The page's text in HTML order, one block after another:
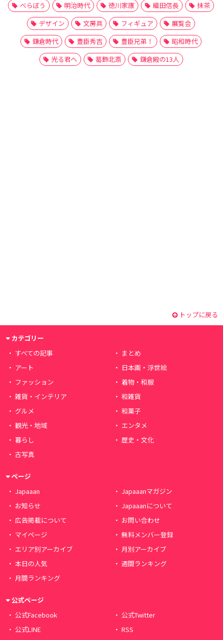
べらぼう
明治時代 徳川家康 織田信長
抹茶
デザイン
文房具 フィギュア
展覧会
鎌倉時代
豊臣秀吉 豊臣兄弟！
昭和時代
光る君へ
葛飾北斎 鎌倉殿の13人
トップに戻る
カテゴリー
すべての記事
まとめ
アート
日本画・浮世絵
ファッション
着物・和服
雑貨・インテリア
和雑貨
グルメ
和菓子
観光・地域
エンタメ
暮らし
歴史・文化
古写真
ページ
Japaaan
Japaaanマガジン
お知らせ
Japaaanについて
広告掲載について
お問い合わせ
マイページ
無料メンバー登録
エリア別アーカイブ
月別アーカイブ
本日の人気
週間ランキング
月間ランキング
公式ページ
公式Facebook
公式Twitter
公式LINE
RSS